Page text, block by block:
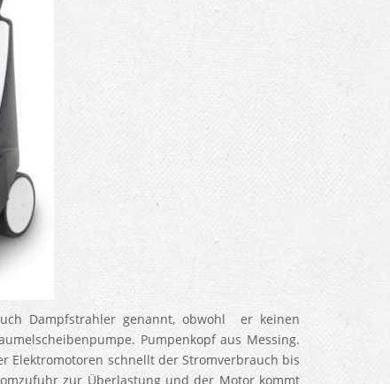
Dampfstrahler genannt, obwohl er keinen
Pumpenkopf aus Messing.
Elektromotoren schnellt der Stromverbrauch bis
zur Überlastung und der Motor kommt